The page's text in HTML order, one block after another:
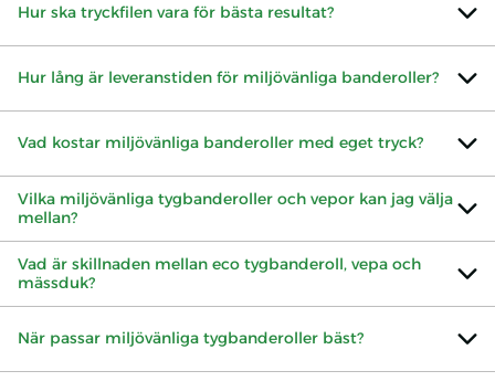
Hur ska tryckfilen vara för bästa resultat?
Hur lång är leveranstiden för miljövänliga banderoller?
Vad kostar miljövänliga banderoller med eget tryck?
Vilka miljövänliga tygbanderoller och vepor kan jag välja
mellan?
Vad är skillnaden mellan eco tygbanderoll, vepa och
mässduk?
När passar miljövänliga tygbanderoller bäst?